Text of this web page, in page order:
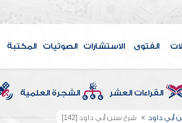
الفتوى الاستشارات الصوتيات المكتبة
القراءات العشر الشجرة العلمية
أبي داود شرح سنن أبي داود [142]